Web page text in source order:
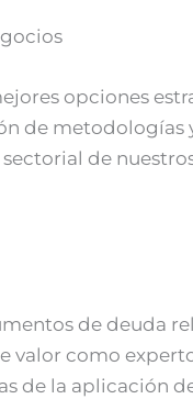
opciones
de metodologías
de
de deuda
valor como
de la aplicación